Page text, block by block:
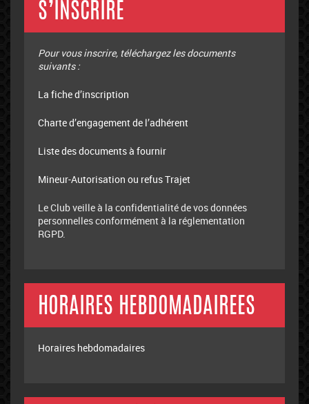
S’INSCRIRE
Pour vous inscrire, téléchargez les documents
suivants :
La fiche d’inscription
Charte d’engagement de l’adhérent
Liste des documents à fournir
Mineur-Autorisation ou refus Trajet
Le Club veille à la confidentialité de vos données
personnelles conformément à la réglementation
RGPD.
HORAIRES HEBDOMADAIREES
Horaires hebdomadaires